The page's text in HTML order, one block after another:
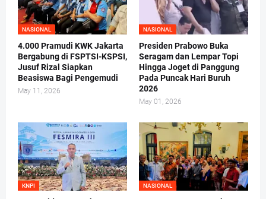
NASIONAL
4.000 Pramudi KWK Jakarta
Bergabung di FSPTSI-KSPSI,
Jusuf Rizal Siapkan
Beasiswa Bagi Pengemudi
May 11, 2026
NASIONAL
Presiden Prabowo Buka
Seragam dan Lempar Topi
Hingga Joget di Panggung
Pada Puncak Hari Buruh
2026
May 01, 2026
KNPI NASIONAL